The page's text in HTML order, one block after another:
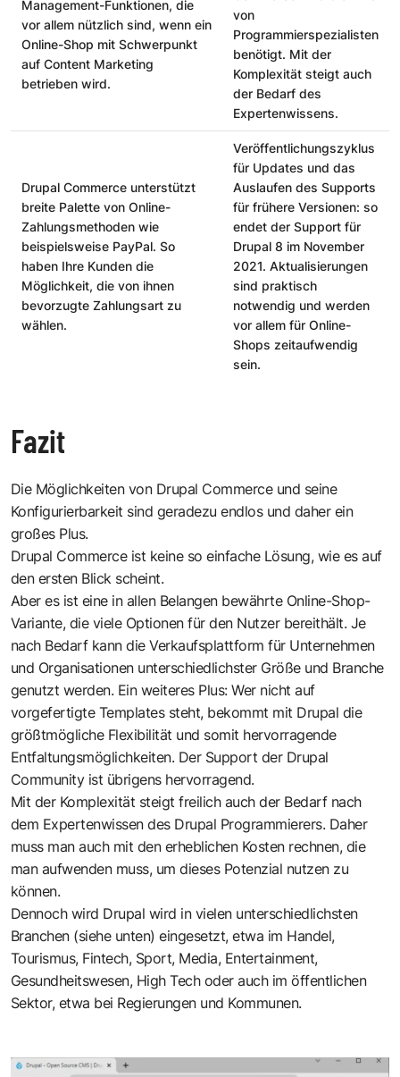
Management-Funktionen, die
vor allem nützlich sind, wenn ein
Online-Shop mit Schwerpunkt
auf Content Marketing
betrieben wird.
von
Programmierspezialisten
benötigt. Mit der
Komplexität steigt auch
der Bedarf des
Expertenwissens.
Drupal Commerce unterstützt
breite Palette von Online-
Zahlungsmethoden wie
beispielsweise PayPal. So
haben Ihre Kunden die
Möglichkeit, die von ihnen
bevorzugte Zahlungsart zu
wählen.
Veröffentlichungszyklus
für Updates und das
Auslaufen des Supports
für frühere Versionen: so
endet der Support für
Drupal 8 im November
2021. Aktualisierungen
sind praktisch
notwendig und werden
vor allem für Online-
Shops zeitaufwendig
sein.
Fazit
Die Möglichkeiten von Drupal Commerceund seine
Konfigurierbarkeit sind geradezu endlos und daher ein
großes Plus.
Drupal Commerce ist keine so einfache Lösung, wie es auf
den ersten Blick scheint.
Aber es ist eine in allen Belangen bewährte Online-Shop-
Variante, die viele Optionen für den Nutzer bereithält. Je
nach Bedarf kann die Verkaufsplattform für Unternehmen
und Organisationen unterschiedlichster Größe und Branche
genutzt werden. Ein weiteres Plus: Wer nicht auf
vorgefertigte Templates steht, bekommt mit Drupal die
größtmögliche Flexibilität und somit hervorragende
Entfaltungsmöglichkeiten. Der Support der Drupal
Community ist übrigens hervorragend.
Mit der Komplexität steigt freilich auch der Bedarf nach
dem Expertenwissen des Drupal Programmierers. Daher
muss man auch mit den erheblichen Kosten rechnen, die
man aufwenden muss, um dieses Potenzial nutzen zu
können.
Dennoch wird Drupal wird in vielen unterschiedlichsten
Branchen (siehe unten) eingesetzt, etwa im Handel,
Tourismus, Fintech, Sport, Media, Entertainment,
Gesundheitswesen, High Tech oder auch im öffentlichen
Sektor, etwa bei Regierungen und Kommunen.